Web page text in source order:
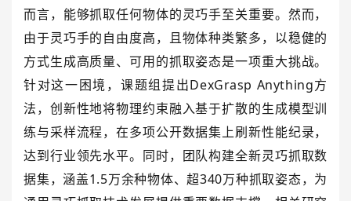
而言，能够抓取任何物体的灵巧手至关重要。然而，
由于灵巧手的自由度高，且物体种类繁多，以稳健的
方式生成高质量、可用的抓取姿态是一项重大挑战。
针对这一困境，课题组提出DexGrasp Anything方
法，创新性地将物理约束融入基于扩散的生成模型训
练与采样流程，在多项公开数据集上刷新性能纪录，
达到行业领先水平。同时，团队构建全新灵巧抓取数
据集，涵盖1.5万余种物体、超340万种抓取姿态，为